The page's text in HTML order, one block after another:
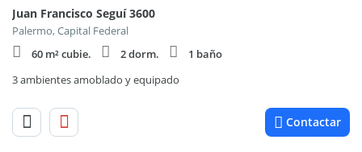
Juan Francisco Seguí 3600
Palermo, Capital Federal
60 m² cubie.
2 dorm.
1 baño
3 ambientes amoblado y equipado
Contactar